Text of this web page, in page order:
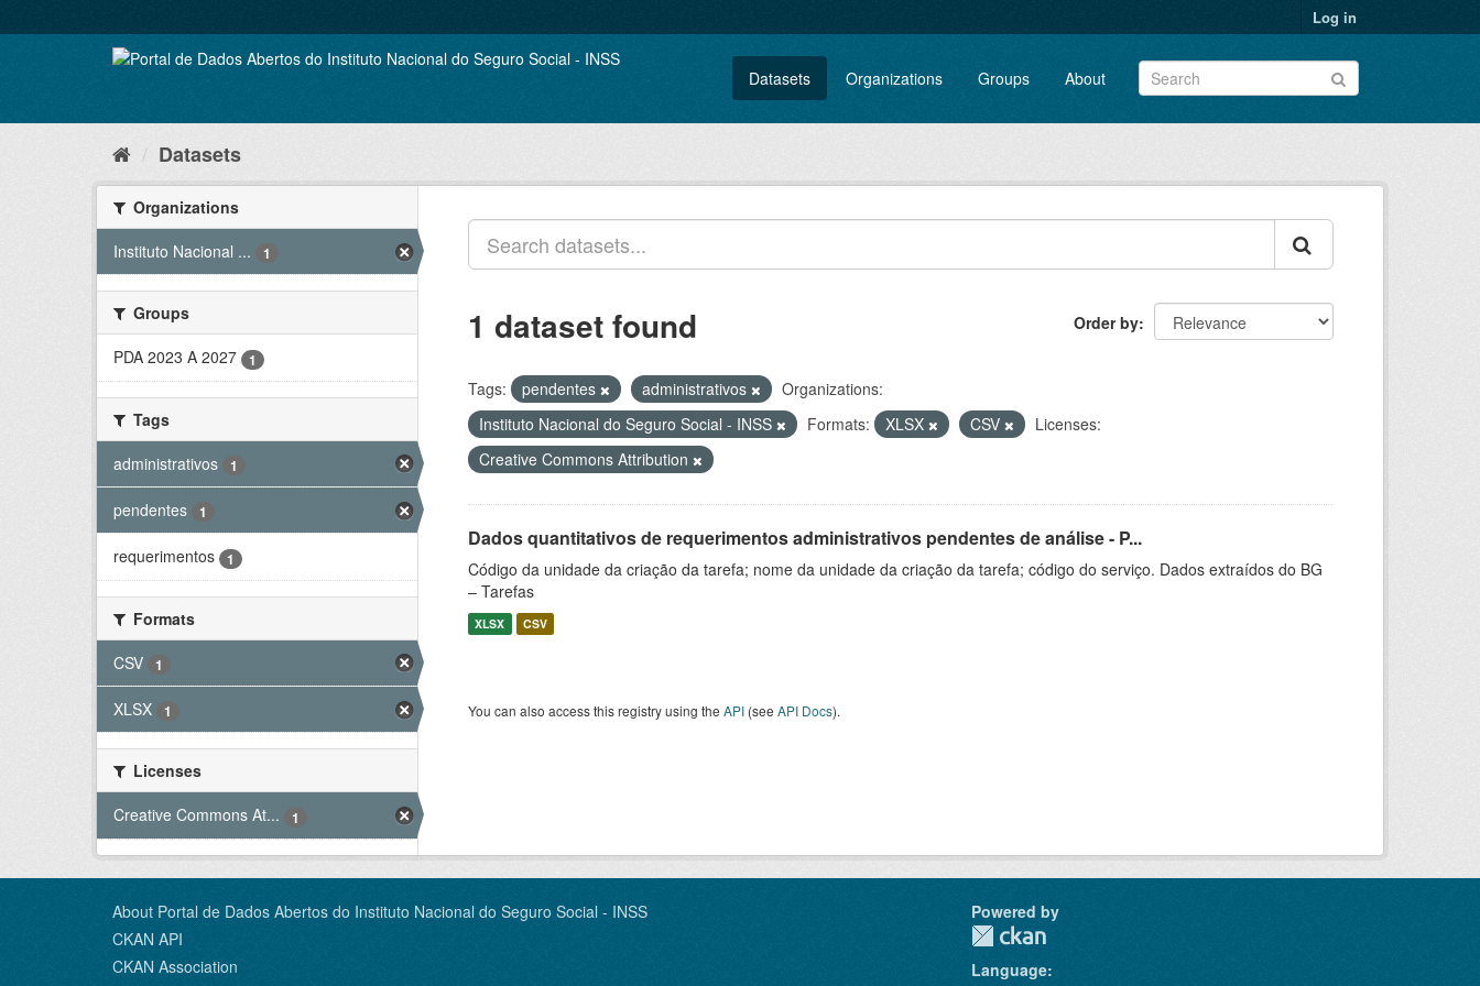
to
Log in
Datasets Organizations Groups About
Datasets
Organizations
Instituto Nacional ...
1
Groups
PDA 2023 A 2027
1
Tags
administrativos
1
pendentes 1
requerimentos 1
Formats
CSV
1
XLSX 1
Licenses
Creative Commons At...
1
Order by
1 dataset found
Tags: pendentes administrativos
Organizations:
Instituto Nacional do Seguro Social - INSS
Formats: XLSX CSV
Licenses:
Creative Commons Attribution
Dados quantitativos de requerimentos administrativos pendentes de análise - P...
Código da unidade da criação da tarefa; nome da unidade da criação da tarefa; código do serviço. Dados extraídos do BG
– Tarefas
XLSX CSV
You can also access this registry using the API (see API Docs).
About Portal de Dados Abertos do Instituto Nacional do Seguro Social - INSS
CKAN API
CKAN Association
Powered by
Language